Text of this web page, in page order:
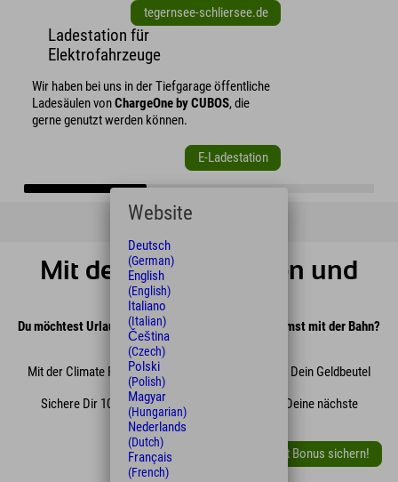
tegernsee-schliersee.de
Ladestation für
Elektrofahrzeuge
Wir haben bei uns in der Tiefgarage öffentliche
Ladesäulen vonChargeOne by CUBOS, die
gerne genutzt werden können.
E-Ladestation
Mit der Bahn anreisen und
sparen!
Du möchtest Urlaub auch von Deinem Auto und kommst mit der Bahn?
- Das finden wir super!
Mit der Climate Rate sparst Du nicht nur CO₂ - auch Dein Geldbeutel
Sichere Dir 10% Bonus mit der Climate Rate auf Deine nächste
Buchung.
Jetzt Bonus sichern!
Website
Deutsch
(German)
English
(English)
Italiano
(Italian)
Čeština
(Czech)
Polski
(Polish)
Magyar
(Hungarian)
Nederlands
(Dutch)
Français
(French)